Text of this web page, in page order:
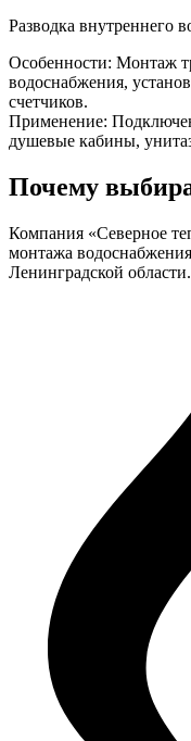
Разводка внутреннего
Особенности: Монтаж
водоснабжения,
счетчиков.
Применение:
душевые кабины,
Почему
Компания «Северное
монтажа
Ленинградской